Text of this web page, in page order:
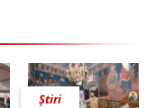
Știri